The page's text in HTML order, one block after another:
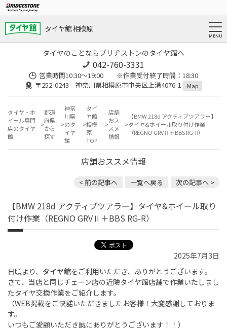
タイヤ館 相模原
タイヤのことならブリヂストンのタイヤ館へ
042-760-3331
営業時間10:30～19:00 ※作業受付終了時間：18:30
〒252-0243 神奈川県相模原市中央区上溝4076-1
Map
タイヤ・ホ
イール専門
店のタイヤ
館
都道
府県
から
探す
神奈
川県
のタ
イヤ
館
タイ
ヤ館
相模
原
TOP
店舗
おス
スメ
情報
【BMW 218d アクティブツアラー】
タイヤ&ホイール取り付け作業
（REGNO GRVⅡ＋BBS RG-R）
店舗おススメ情報
< 前の記事へ 一覧へ戻る 次の記事へ >
【BMW 218d アクティブツアラー】タイヤ&ホイール取り
付け作業（REGNO GRVⅡ＋BBS RG-R）
2025年7月3日
日頃より、 タイヤ館をご利用いただき、ありがとうございます。
さて、当店と同じチェーン店の近隣タイヤ館店舗で作業いたしまし
たタイヤ交換作業をご紹介します。
（WEB掲載をご快諾いただきましたお客様！大変感謝しておりま
す。
いつもご愛顧いただき誠にありがとうございます！！）